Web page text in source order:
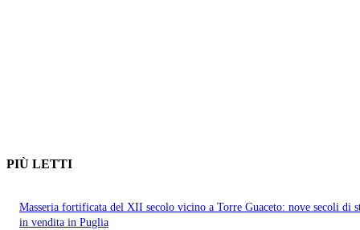
PIÙ LETTI
Masseria fortificata del XII secolo vicino a Torre Guaceto: nove secoli di
in vendita in Puglia